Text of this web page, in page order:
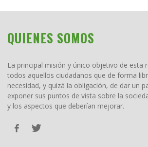
QUIENES SOMOS
La principal misión y único objetivo de esta
todos aquellos ciudadanos que de forma
necesidad, y quizá la obligación, de dar un
exponer sus puntos de vista sobre la
y los aspectos que deberían mejorar.